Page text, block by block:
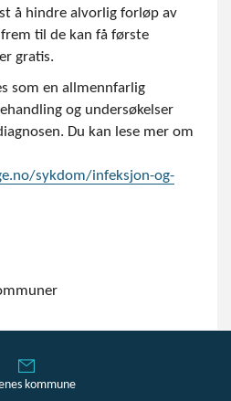
å hindre alvorlig forløp av
til de kan få første
gratis.
som en allmennfarlig
og undersøkelser
Du kan lese mer om
sykdom/infeksjon-og-
kommune